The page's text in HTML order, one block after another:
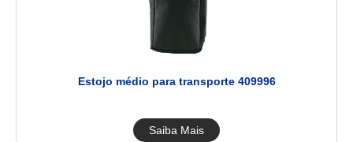
Estojo médio para transporte 409996
Saiba Mais